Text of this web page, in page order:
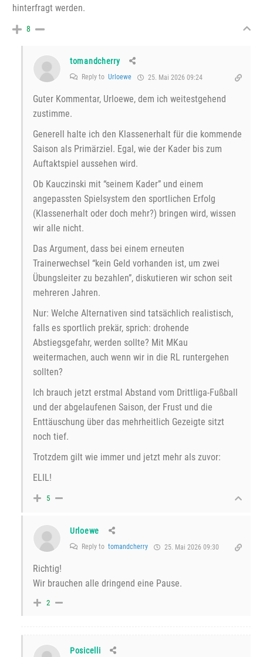
hinterfragt werden.
8
tomandcherry
Reply to Urloewe 25. Mai 2026 09:24
Guter Kommentar, Urloewe, dem ich weitestgehend
zustimme.
Generell halte ich den Klassenerhalt für die kommende
Saison als Primärziel. Egal, wie der Kader bis zum
Auftaktspiel aussehen wird.
Ob Kauczinski mit “seinem Kader” und einem
angepassten Spielsystem den sportlichen Erfolg
(Klassenerhalt oder doch mehr?) bringen wird, wissen
wir alle nicht.
Das Argument, dass bei einem erneuten
Trainerwechsel “kein Geld vorhanden ist, um zwei
Übungsleiter zu bezahlen”, diskutieren wir schon seit
mehreren Jahren.
Nur: Welche Alternativen sind tatsächlich realistisch,
falls es sportlich prekär, sprich: drohende
Abstiegsgefahr, werden sollte? Mit MKau
weitermachen, auch wenn wir in die RL runtergehen
sollten?
Ich brauch jetzt erstmal Abstand vom Drittliga-Fußball
und der abgelaufenen Saison, der Frust und die
Enttäuschung über das mehrheitlich Gezeigte sitzt
noch tief.
Trotzdem gilt wie immer und jetzt mehr als zuvor:
ELIL!
5
Urloewe
Reply to tomandcherry 25. Mai 2026 09:30
Richtig!
Wir brauchen alle dringend eine Pause.
2
Posicelli